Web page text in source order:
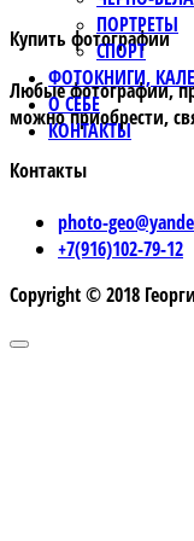
ПОРТРЕТЫ
СПОРТ
ФОТОКНИГИ,
О СЕБЕ
КОНТАКТЫ
Купить фотографии
Любые фотографии,
можно приобрести,
Контакты
photo-
+7(916)102-79-12
Copyright © 2018